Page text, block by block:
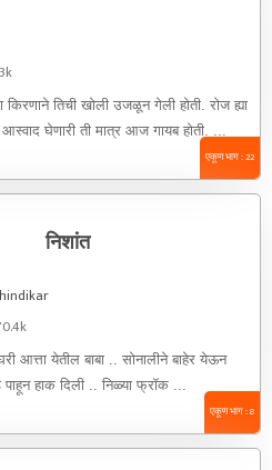
किरणाने तिची खोली उजळून गेली होती. रोज ह्या
आस्वाद घेणारी ती मात्र आज गायब होती. ...
एकूण भाग : 22
निशांत
आत्ता येतील बाबा .. सोनालीने बाहेर येऊन
हाक दिली .. निळ्या फ्रॉक ...
एकूण भाग : 8